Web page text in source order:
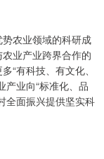
农业领域的科研成
业产业跨界合作的
“有科技、有文化、
产业向“标准化、品
全面振兴提供坚实科